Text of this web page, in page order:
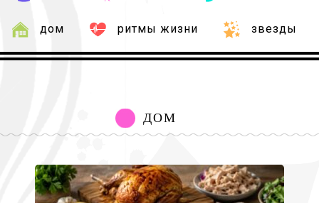
дом ритмы жизни звезды
ДОМ